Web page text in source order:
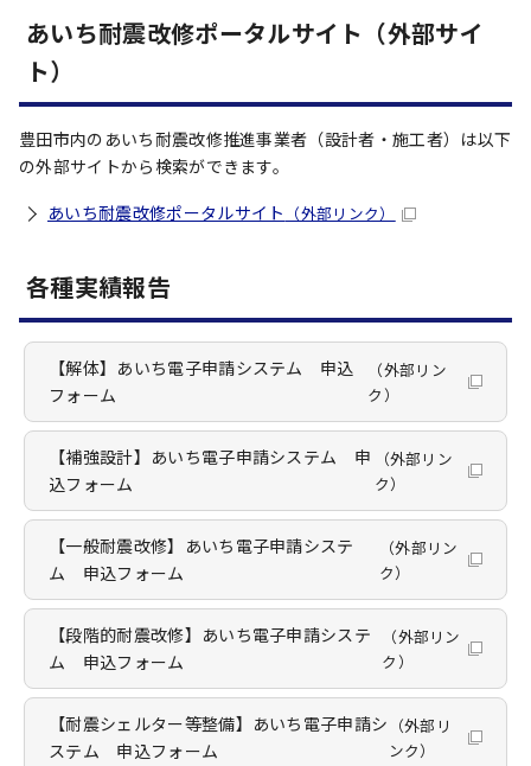
あいち耐震改修ポータルサイト（外部サイ
ト）
豊田市内のあいち耐震改修推進事業者（設計者・施工者）は以下
の外部サイトから検索ができます。
あいち耐震改修ポータルサイト （外部リンク）
各種実績報告
【解体】あいち電子申請システム 申込
フォーム
（外部リン
ク）
【補強設計】あいち電子申請システム 申
込フォーム
（外部リン
ク）
【一般耐震改修】あいち電子申請システ
ム 申込フォーム
（外部リン
ク）
【段階的耐震改修】あいち電子申請システ
ム 申込フォーム
（外部リン
ク）
【耐震シェルター等整備】あいち電子申請シ
ステム 申込フォーム
（外部リ
ンク）